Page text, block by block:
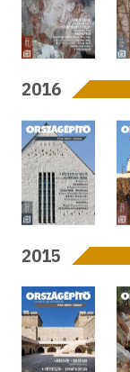
2016
2015